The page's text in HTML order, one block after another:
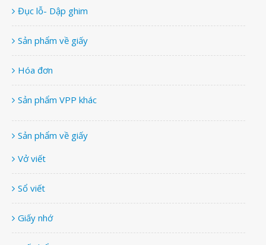
Đục lỗ- Dập ghim
Sản phẩm về giấy
Hóa đơn
Sản phẩm VPP khác
Sản phẩm về giấy
Vở viết
Sổ viết
Giấy nhớ